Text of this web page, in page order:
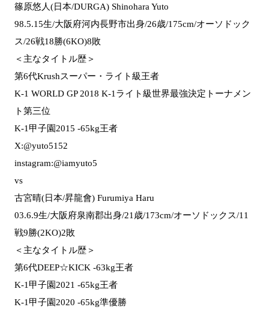
篠原悠人(日本/DURGA) Shinohara Yuto
98.5.15生/大阪府河内長野市出身/26歳/175cm/オーソドック
ス/26戦18勝(6KO)8敗
＜主なタイトル歴＞
第6代Krushスーパー・ライト級王者
K-1 WORLD GP 2018 K-1ライト級世界最強決定トーナメン
ト第三位
K-1甲子園2015 -65kg王者
X:@yuto5152
instagram:@iamyuto5
vs
古宮晴(日本/昇龍會) Furumiya Haru
03.6.9生/大阪府泉南郡出身/21歳/173cm/オーソドックス/11
戦9勝(2KO)2敗
＜主なタイトル歴＞
第6代DEEP☆KICK -63kg王者
K-1甲子園2021 -65kg王者
K-1甲子園2020 -65kg準優勝